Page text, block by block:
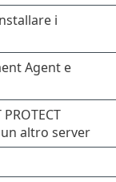
i
Agent e
altro server